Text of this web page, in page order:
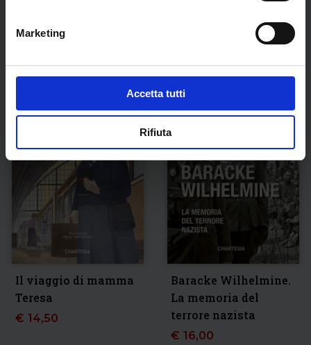
Marketing
Accetta tutti
Rifiuta
Il viaggio di mamma
Teresa
€ 14,50
Baracke Wilhelmine.
La memoria del
terrore nazista
€ 16,00